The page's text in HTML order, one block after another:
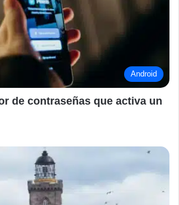
Android
de contraseñas que activa un